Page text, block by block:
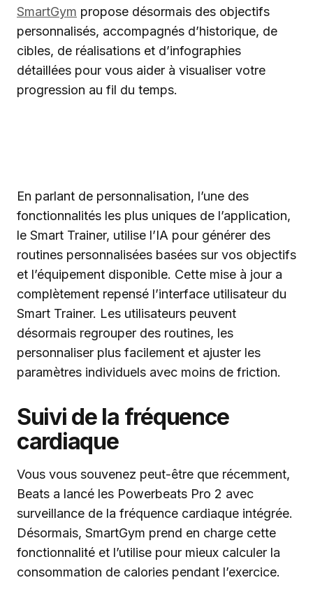
SmartGym propose désormais des objectifs
personnalisés, accompagnés d’historique, de
cibles, de réalisations et d’infographies
détaillées pour vous aider à visualiser votre
progression au fil du temps.
En parlant de personnalisation, l’une des
fonctionnalités les plus uniques de l’application,
le Smart Trainer, utilise l’IA pour générer des
routines personnalisées basées sur vos objectifs
et l’équipement disponible. Cette mise à jour a
complètement repensé l’interface utilisateur du
Smart Trainer. Les utilisateurs peuvent
désormais regrouper des routines, les
personnaliser plus facilement et ajuster les
paramètres individuels avec moins de friction.
Suivi de la fréquence
cardiaque
Vous vous souvenez peut-être que récemment,
Beats a lancé les Powerbeats Pro 2 avec
surveillance de la fréquence cardiaque intégrée.
Désormais, SmartGym prend en charge cette
fonctionnalité et l’utilise pour mieux calculer la
consommation de calories pendant l’exercice.